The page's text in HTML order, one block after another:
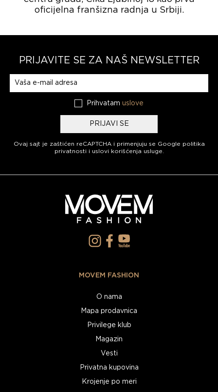
oficijelna franšizna radnja u Srbiji.
PRIJAVITE SE ZA NAŠ NEWSLETTER
Prihvatam uslove
PRIJAVI SE
Ovaj sajt je zaštićen reCAPTCHA i primenjuju se Google politika
privatnosti i uslovi korišćenja usluge
MOVEM FASHION
O nama
Mapa prodavnica
Privilege klub
Magazin
Vesti
Privatna kupovina
Krojenje po meri